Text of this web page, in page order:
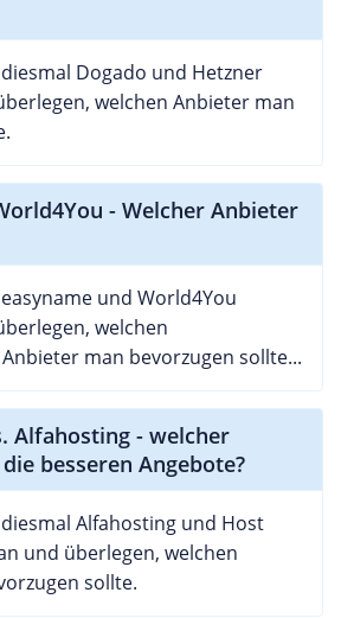
Dogado und Hetzner
welchen Anbieter man
- Welcher Anbieter
und World4You
welchen
man bevorzugen sollte...
Alfahosting - welcher
besseren Angebote?
Alfahosting und Host
und überlegen, welchen
sollte.